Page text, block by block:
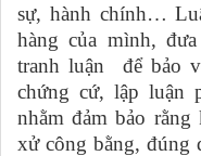
sự, hành chính…
hàng của mình,
tranh luận để bảo
chứng cứ, lập luận
nhằm đảm bảo
xử công bằng, đúng